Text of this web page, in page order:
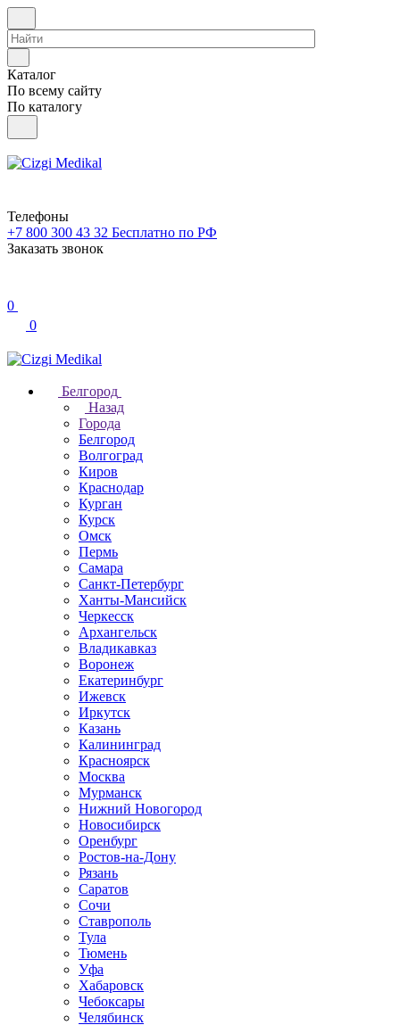
Каталог
По всему сайту
По каталогу
Телефоны
+7 800 300 43 32 Бесплатно по РФ
Заказать звонок
0
0
Белгород
Назад
Города
Белгород
Волгоград
Киров
Краснодар
Курган
Курск
Омск
Пермь
Самара
Санкт-Петербург
Ханты-Мансийск
Черкесск
Архангельск
Владикавказ
Воронеж
Екатеринбург
Ижевск
Иркутск
Казань
Калининград
Красноярск
Москва
Мурманск
Нижний Новогород
Новосибирск
Оренбург
Ростов-на-Дону
Рязань
Саратов
Сочи
Ставрополь
Тула
Тюмень
Уфа
Хабаровск
Чебоксары
Челябинск